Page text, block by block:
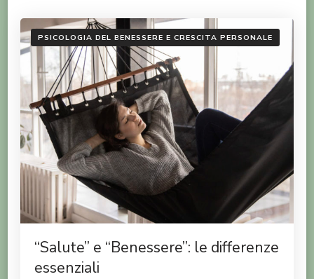
PSICOLOGIA DEL BENESSERE E CRESCITA PERSONALE
“Salute” e “Benessere”: le differenze
essenziali